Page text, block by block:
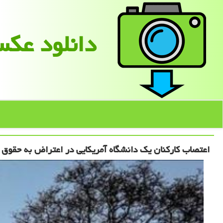
دانلود
اعتصاب کارکنان یک دانشگاه آمریکایی در اعتراض به